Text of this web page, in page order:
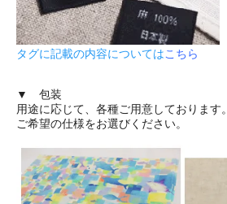
タグに記載の内容についてはこちら
▼ 包装
用途に応じて、各種ご用意しております。
ご希望の仕様をお選びください。